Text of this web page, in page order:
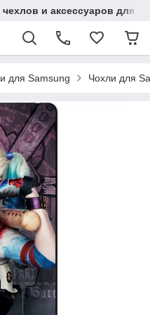
и аксессуаров для
для Samsung Чохли для